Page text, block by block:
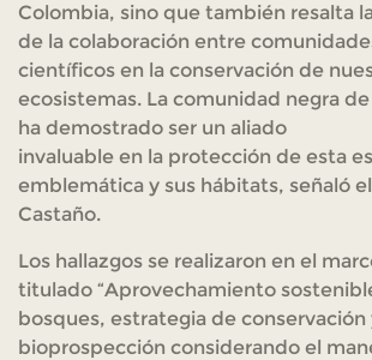
Colombia, sino que también resalta
de la colaboración entre
científicos en la conservación de
ecosistemas. La comunidad negra
ha demostrado ser un aliado
invaluable en la protección de esta
emblemática y sus hábitats, señaló
Castaño.
Los hallazgos se realizaron en el
titulado “Aprovechamiento
bosques, estrategia de conservación
bioprospección considerando el